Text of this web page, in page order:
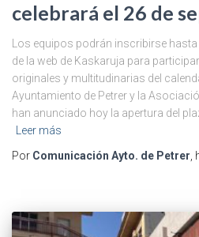
celebrará el 26 de
Los equipos podrán inscribirse hasta
de la web de Kaskaruja para
originales y multitudinarias del
Ayuntamiento de Petrer y la
han anunciado hoy la apertura del
Leer más
Por Comunicación Ayto. de Petrer,